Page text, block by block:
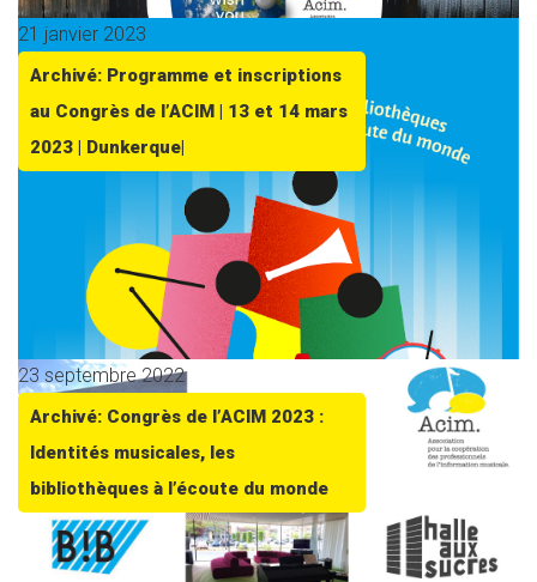
21 janvier 2023
Archivé: Programme et inscriptions
au Congrès de l’ACIM | 13 et 14 mars
2023 | Dunkerque|
23 septembre 2022
Archivé: Congrès de l’ACIM 2023 :
Identités musicales, les
bibliothèques à l’écoute du monde